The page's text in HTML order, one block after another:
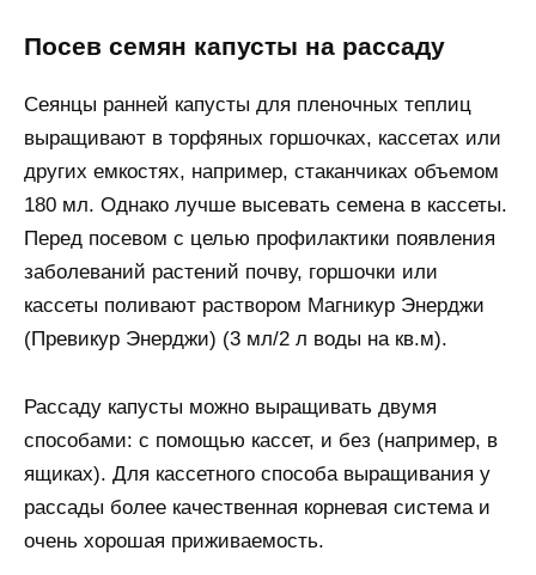
Посев семян капусты на рассаду
Сеянцы ранней капусты для пленочных теплиц
выращивают в торфяных горшочках, кассетах или
других емкостях, например, стаканчиках объемом
180 мл. Однако лучше высевать семена в кассеты.
Перед посевом с целью профилактики появления
заболеваний растений почву, горшочки или
кассеты поливают раствором Магникур Энерджи
(Превикур Энерджи) (3 мл/2 л воды на кв.м).
Рассаду капусты можно выращивать двумя
способами: с помощью кассет, и без (например, в
ящиках). Для кассетного способа выращивания у
рассады более качественная корневая система и
очень хорошая приживаемость.